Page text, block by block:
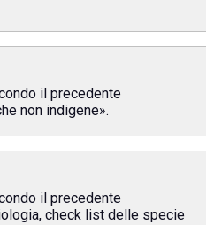
il precedente
non indigene».
il precedente
check list delle specie